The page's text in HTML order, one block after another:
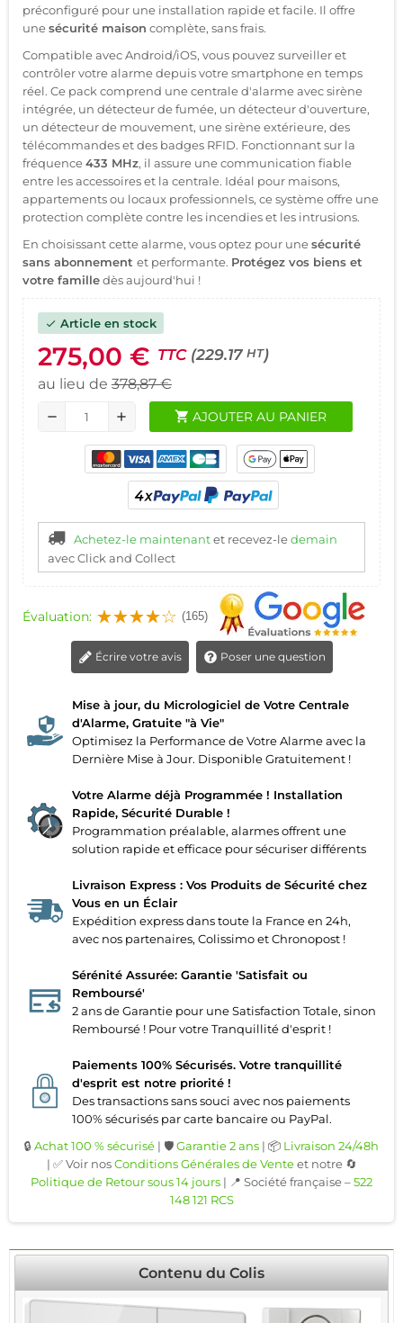
préconfiguré pour une installation rapide et facile. Il offre
unesécurité maison complète, sans frais.
Compatible avec Android/iOS, vous pouvez surveiller et
contrôler votre alarme depuis votre smartphone en temps
réel. Ce pack comprend une centrale d'alarme avec sirène
intégrée, un détecteur de fumée, un détecteur d'ouverture,
un détecteur de mouvement, une sirène extérieure, des
télécommandes et des badges RFID. Fonctionnant sur la
fréquence433 MHz, il assure une communication fiable
entre les accessoires et la centrale. Idéal pour maisons,
appartements ou locaux professionnels, ce système offre une
protection complète contre les incendies et les intrusions.
En choisissant cette alarme, vous optez pour unesécurité
sans abonnement et performante. Protégez vos biens et
votre familledès aujourd'hui !
check Article en stock
275,00 € TTC (229.17 HT)
au lieu de 378,87 €
remove add shopping_cart AJOUTER AU PANIER
Achetez-le maintenantet recevez-ledemain
avec Click and Collect
Évaluation: (165)
Écrire votre avis Poser une question
Mise à jour, du Micrologiciel de Votre Centrale
d'Alarme, Gratuite "à Vie"
Optimisez la Performance de Votre Alarme avec la
Dernière Mise à Jour. Disponible Gratuitement !
Votre Alarme déjà Programmée ! Installation
Rapide, Sécurité Durable !
Programmation préalable, alarmes offrent une
solution rapide et efficace pour sécuriser différents
Livraison Express : Vos Produits de Sécurité chez
Vous en un Éclair
Expédition express dans toute la France en 24h,
avec nos partenaires, Colissimo et Chronopost !
Sérénité Assurée: Garantie 'Satisfait ou
Remboursé'
2 ans de Garantie pour une Satisfaction Totale, sinon
Remboursé ! Pour votre Tranquillité d'esprit !
Paiements 100% Sécurisés. Votre tranquillité
d'esprit est notre priorité !
Des transactions sans souci avec nos paiements
100% sécurisés par carte bancaire ou PayPal.
🔒 Achat 100 % sécurisé | 🛡️Garantie 2 ans | 📦 Livraison 24/48h
| ✅ Voir nosConditions Générales de Venteet notre 🔄
Politique de Retour sous 14 jours | 📍 Société française –522
148 121 RCS
Contenu du Colis